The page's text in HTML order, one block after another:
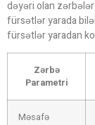
dəyəri olan
fürsətlər yarada
fürsətlər yaradan
Zərbə
Parametri
Məsafə